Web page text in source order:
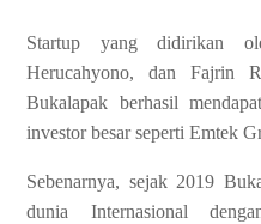
Startup yang didirikan
Herucahyono, dan Fajrin
Bukalapak berhasil
investor besar seperti Emtek
Sebenarnya, sejak 2019
dunia Internasional